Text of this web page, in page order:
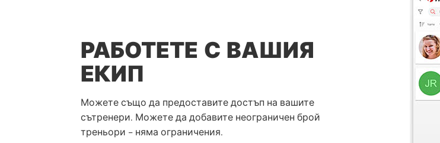
РАБОТЕТЕ С ВАШИЯ
ЕКИП
Можете също да предоставите достъп на вашите
сътренери. Можете да добавите неограничен брой
треньори - няма ограничения.